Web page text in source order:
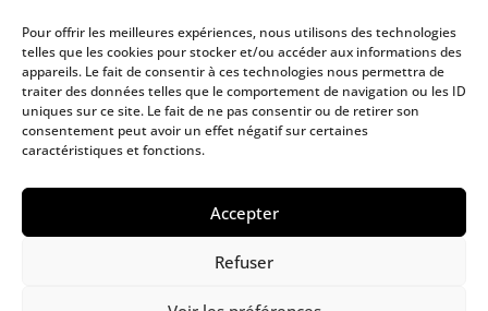
Pour offrir les meilleures expériences, nous utilisons des technologies
telles que les cookies pour stocker et/ou accéder aux informations des
appareils. Le fait de consentir à ces technologies nous permettra de
traiter des données telles que le comportement de navigation ou les ID
uniques sur ce site. Le fait de ne pas consentir ou de retirer son
consentement peut avoir un effet négatif sur certaines
caractéristiques et fonctions.
Accepter
Refuser
Services informatique
Services du document
Autres services
Tarifs
Copyright 2025 AtoutPoint Services
Mentions légales et politique de confidentialité